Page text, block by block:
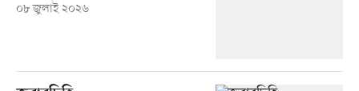
০৮ জুলাই ২০২৬